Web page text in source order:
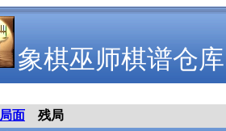
象棋巫师棋谱仓库
局面
残局